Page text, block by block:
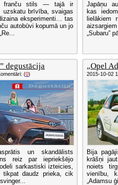
franču stils — tajā ir
uzskatu brīvība, svaigas
eksperimenti… tas
autobūvi kopumā un jo
Japāņu
kas
lielākiem
„Subaru”
degustācija
(0)
un skandālists
reiz par iepriekšējo
sarkastiski izteicies,
daudz prieka, cik
„Opel
2015-10-02
Bija
krāšņi
noiets
vienību,
„Adamsu